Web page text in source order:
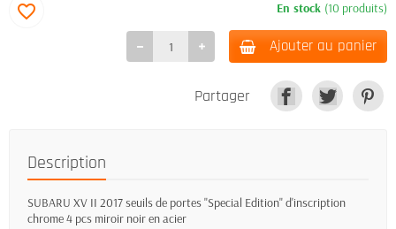
En stock (10 produits)
Ajouter au panier
favorite_border
Partager
Description
SUBARU XV II 2017 seuils de portes "Special Edition" d'inscription
chrome 4 pcs miroir noir en acier